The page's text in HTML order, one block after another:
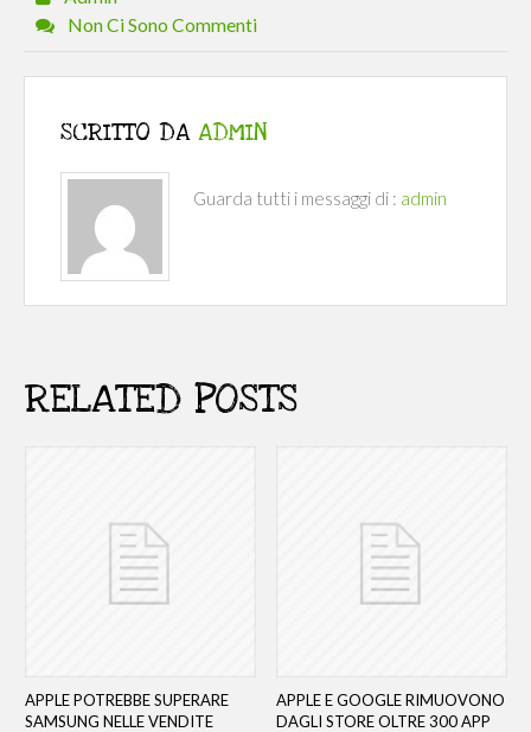
Non Ci Sono Commenti
SCRITTO DA ADMIN
Guarda tutti i messaggi di : admin
RELATED POSTS
APPLE POTREBBE SUPERARE
SAMSUNG NELLE VENDITE
APPLE E GOOGLE RIMUOVONO
DAGLI STORE OLTRE 300 APP